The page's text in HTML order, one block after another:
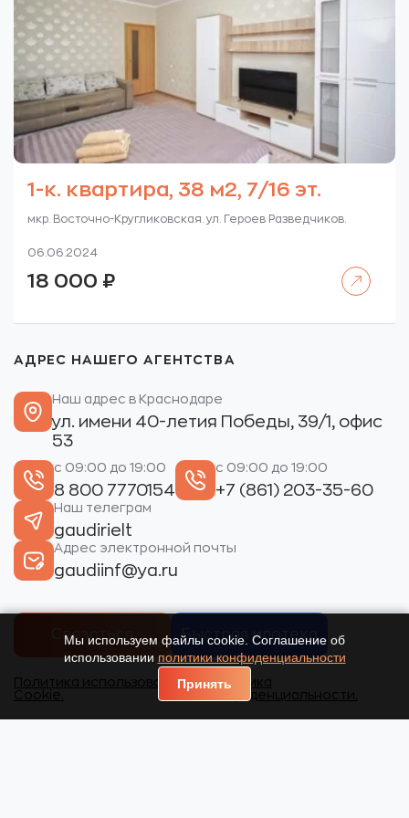
1-к. квартира, 38 м2, 7/16 эт.
мкр. Восточно-Кругликовская. ул. Героев Разведчиков.
06.06.2024
18 000 ₽
АДРЕС НАШЕГО АГЕНТСТВА
Наш адрес в Краснодаре
ул. имени 40-летия Победы, 39/1, офис
53
с 09:00 до 19:00
8 800 7770154
с 09:00 до 19:00
+7 (861) 203-35-60
Наш телеграм
gaudirielt
Адрес электронной почты
gaudiinf@ya.ru
Связаться Быстрая ипотека
Политика использования
Cookie.
Политика
конфиденциальности.
Мы используем файлы cookie. Соглашение об
использовании политики конфиденциальности
Принять